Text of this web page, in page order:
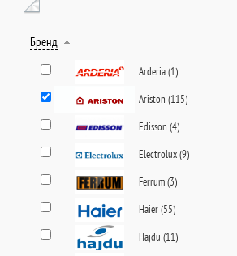
Бренд
Arderia (1)
Ariston (115)
Edisson (4)
Electrolux (9)
Ferrum (3)
Haier (55)
Hajdu (11)